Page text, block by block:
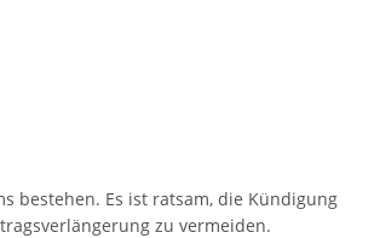
bestehen. Es ist ratsam, die Kündigung
zu vermeiden.